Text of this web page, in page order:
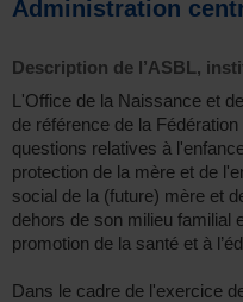
Administration
Description de l’ASBL,
L'Office de la Naissance et
de référence de la
questions relatives à
protection de la mère et de
social de la (future) mère et
dehors de son milieu familial
promotion de la santé et à
Dans le cadre de l'exercice